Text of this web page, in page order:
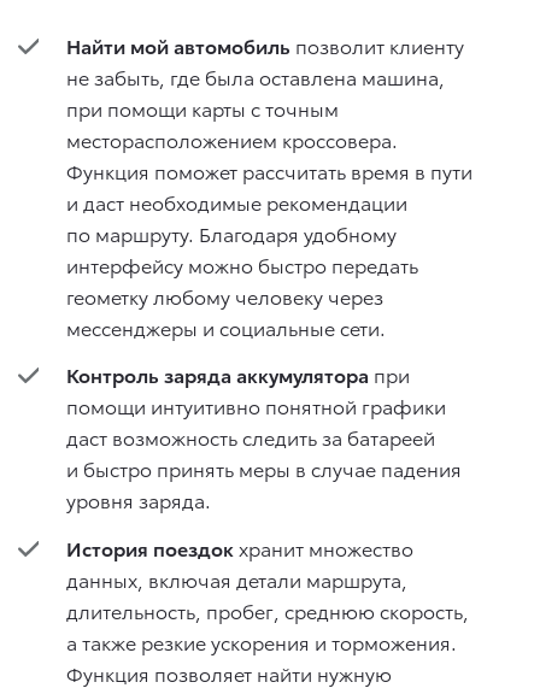
Найти мой автомобиль позволит клиенту
не забыть, где была оставлена машина,
при помощи карты с точным
месторасположением кроссовера.
Функция поможет рассчитать время в пути
и даст необходимые рекомендации
по маршруту. Благодаря удобному
интерфейсу можно быстро передать
геометку любому человеку через
мессенджеры и социальные сети.
Контроль заряда аккумулятора при
помощи интуитивно понятной графики
даст возможность следить за батареей
и быстро принять меры в случае падения
уровня заряда.
История поездокхранит множество
данных, включая детали маршрута,
длительность, пробег, среднюю скорость,
а также резкие ускорения и торможения.
Функция позволяет найти нужную